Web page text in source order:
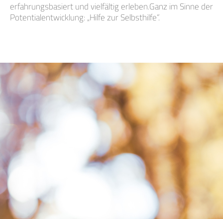
erfahrungsbasiert und vielfältig erleben.Ganz im Sinne der
Potentialentwicklung: „Hilfe zur Selbsthilfe“.